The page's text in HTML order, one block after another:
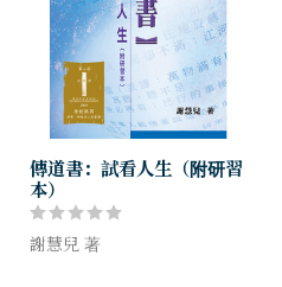
傳道書：試看人生（附研習
本）
謝慧兒 著